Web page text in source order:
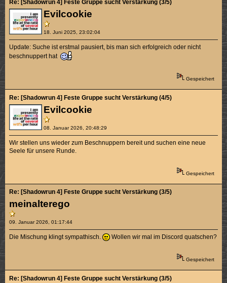
Evilcookie
18. Juni 2025, 23:02:04
Re: [Shadowrun 4] Feste Gruppe sucht Verstärkung (3/5)
Update: Suche ist erstmal pausiert, bis man sich erfolgreich oder nicht
beschnuppert hat
Gespeichert
Evilcookie
08. Januar 2026, 20:48:29
Re: [Shadowrun 4] Feste Gruppe sucht Verstärkung (4/5)
Wir stellen uns wieder zum Beschnuppern bereit und suchen eine neue
Seele für unsere Runde.
Gespeichert
meinalterego
09. Januar 2026, 01:17:44
Re: [Shadowrun 4] Feste Gruppe sucht Verstärkung (3/5)
Die Mischung klingt sympathisch. Wollen wir mal im Discord quatschen?
Gespeichert
Re: [Shadowrun 4] Feste Gruppe sucht Verstärkung (3/5)